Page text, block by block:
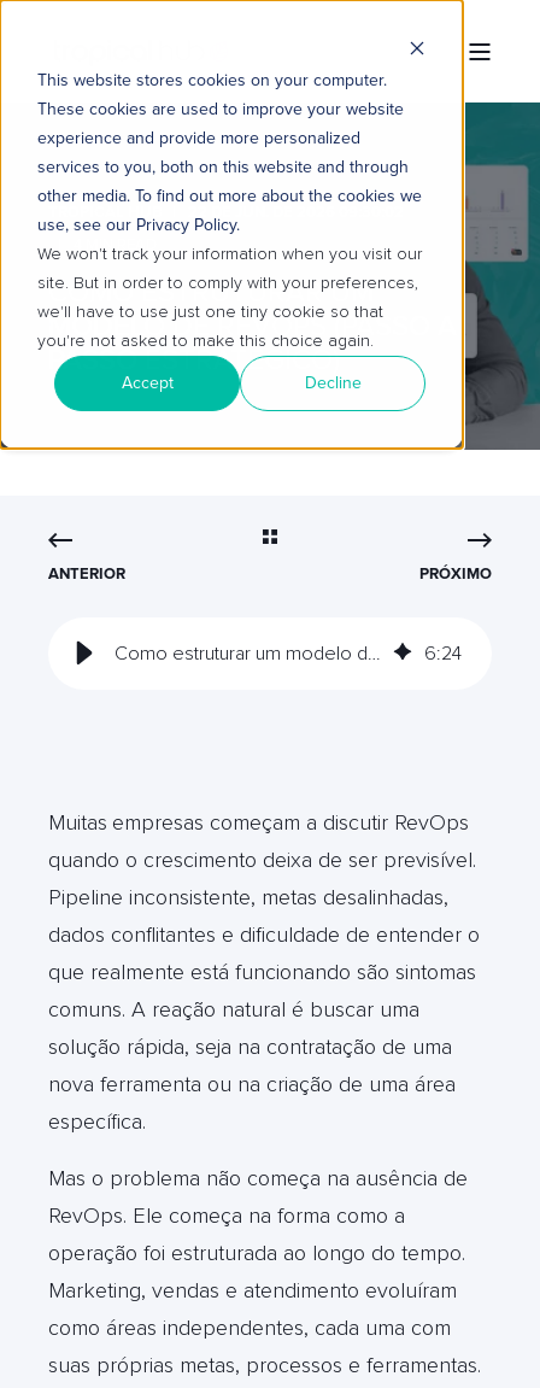
This website stores cookies on your computer.
These cookies are used to improve your website
experience and provide more personalized
services to you, both on this website and through
other media. To find out more about the cookies we
use, see our Privacy Policy.
We won't track your information when you visit our
site. But in order to comply with your preferences,
we'll have to use just one tiny cookie so that
you're not asked to make this choice again.
Accept Decline
4 MIN READ
COMO ESTRUTURAR UM
MODELO DE REVOPS (PASSO A
PASSO ESTRATÉGICO)
ANTERIOR PRÓXIMO
Como estruturar um modelo de RevOps (passo a passo estratégico) 6:24
Muitas empresas começam a discutir RevOps
quando o crescimento deixa de ser previsível.
Pipeline inconsistente, metas desalinhadas,
dados conflitantes e dificuldade de entender o
que realmente está funcionando são sintomas
comuns. A reação natural é buscar uma
solução rápida, seja na contratação de uma
nova ferramenta ou na criação de uma área
específica.
Mas o problema não começa na ausência de
RevOps. Ele começa na forma como a
operação foi estruturada ao longo do tempo.
Marketing, vendas e atendimento evoluíram
como áreas independentes, cada uma com
suas próprias metas, processos e ferramentas.